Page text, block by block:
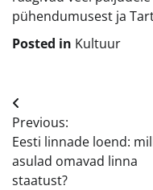
pühendumusest ja
Posted in Kultuur
Navigeerimine
Previous:
Eesti linnade loend:
asulad omavad linna
staatust?